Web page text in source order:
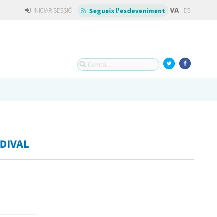
INICIAR SESSIÓ Segueix l'esdeveniment VA ES